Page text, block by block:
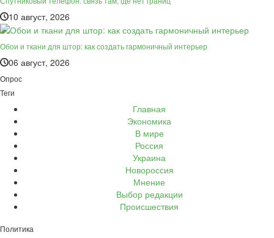
10 август, 2026
Обои и ткани для штор: как создать гармоничный интерьер
06 август, 2026
Опрос
Теги
Главная
Экономика
В мире
Россия
Украина
Новороссия
Мнение
Выбор редакции
Происшествия
Политика